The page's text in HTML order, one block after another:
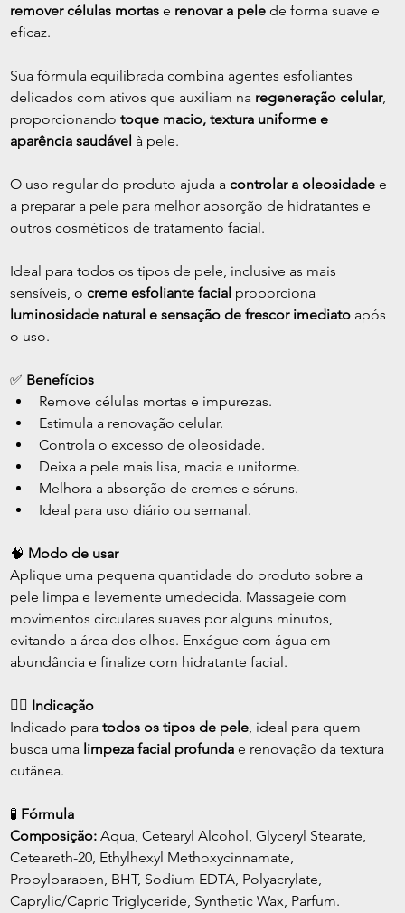
remover células mortas e renovar a pele de forma suave e
eficaz.
Sua fórmula equilibrada combina agentes esfoliantes
delicados com ativos que auxiliam na regeneração celular,
proporcionando toque macio, textura uniforme e
aparência saudável à pele.
O uso regular do produto ajuda a controlar a oleosidade e
a preparar a pele para melhor absorção de hidratantes e
outros cosméticos de tratamento facial.
Ideal para todos os tipos de pele, inclusive as mais
sensíveis, o creme esfoliante facial proporciona
luminosidade natural e sensação de frescor imediato após
o uso.
✅ Benefícios
Remove células mortas e impurezas.
Estimula a renovação celular.
Controla o excesso de oleosidade.
Deixa a pele mais lisa, macia e uniforme.
Melhora a absorção de cremes e séruns.
Ideal para uso diário ou semanal.
🧠 Modo de usar
Aplique uma pequena quantidade do produto sobre a
pele limpa e levemente umedecida. Massageie com
movimentos circulares suaves por alguns minutos,
evitando a área dos olhos. Enxágue com água em
abundância e finalize com hidratante facial.
💇‍♀️ Indicação
Indicado para todos os tipos de pele , ideal para quem
busca uma limpeza facial profunda e renovação da textura
cutânea.
🧪 Fórmula
Composição: Aqua, Cetearyl Alcohol, Glyceryl Stearate,
Ceteareth-20, Ethylhexyl Methoxycinnamate,
Propylparaben, BHT, Sodium EDTA, Polyacrylate,
Caprylic/Capric Triglyceride, Synthetic Wax, Parfum.